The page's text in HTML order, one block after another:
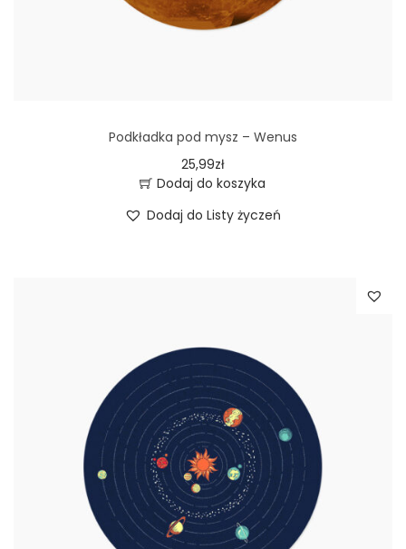
Podkładka pod mysz – Wenus
25,99zł
Dodaj do koszyka
Dodaj do Listy życzeń